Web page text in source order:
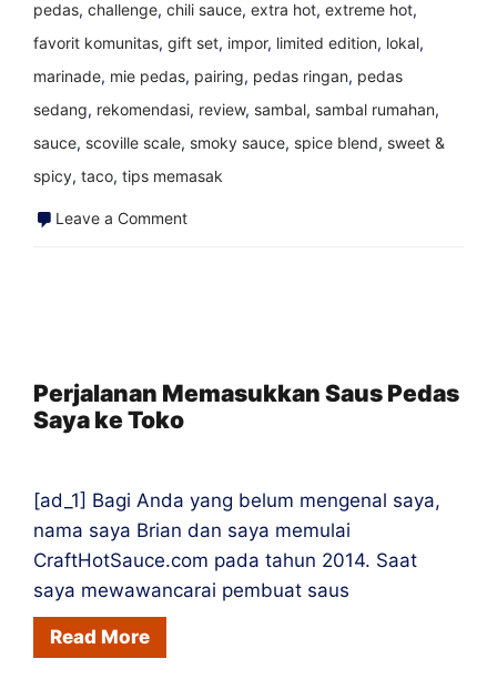
pedas, challenge, chili sauce, extra hot, extreme hot,
favorit komunitas, gift set, impor, limited edition, lokal,
marinade, mie pedas, pairing, pedas ringan, pedas
sedang, rekomendasi, review, sambal, sambal rumahan,
sauce, scoville scale, smoky sauce, spice blend, sweet &
spicy, taco, tips memasak
Leave a Commenton
Perjalanan Memasukkan Saus Pedas
Saya ke Toko
[ad_1] Bagi Anda yang belum mengenal saya,
nama saya Brian dan saya memulai
CraftHotSauce.com pada tahun 2014. Saat
saya mewawancarai pembuat saus
Read More